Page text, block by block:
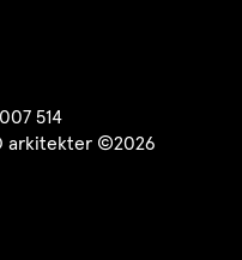
514
arkitekter ©2026